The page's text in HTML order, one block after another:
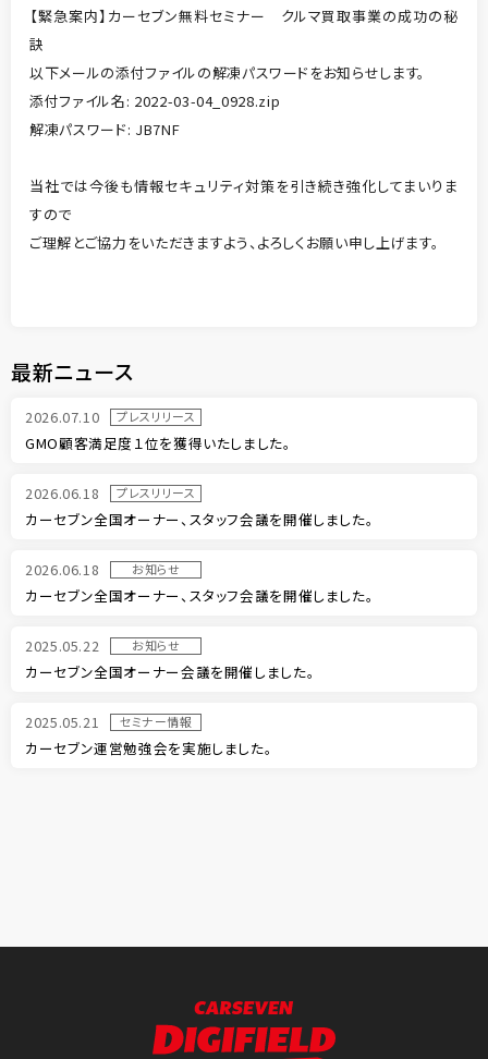
【緊急案内】カーセブン無料セミナー クルマ買取事業の成功の秘
訣
以下メールの添付ファイルの解凍パスワードをお知らせします。
添付ファイル名: 2022-03-04_0928.zip
解凍パスワード: JB7NF
当社では今後も情報セキュリティ対策を引き続き強化してまいりま
すので
ご理解とご協力をいただきますよう、よろしくお願い申し上げます。
最新ニュース
2026.07.10 プレスリリース
GMO顧客満足度１位を獲得いたしました。
2026.06.18 プレスリリース
カーセブン全国オーナー、スタッフ会議を開催しました。
2026.06.18 お知らせ
カーセブン全国オーナー、スタッフ会議を開催しました。
2025.05.22 お知らせ
カーセブン全国オーナー会議を開催しました。
2025.05.21 セミナー情報
カーセブン運営勉強会を実施しました。